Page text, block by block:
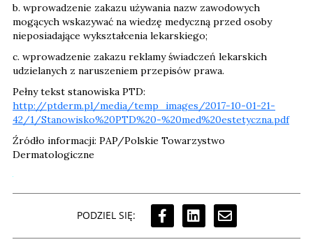
b. wprowadzenie zakazu używania nazw zawodowych
mogących wskazywać na wiedzę medyczną przed osoby
nieposiadające wykształcenia lekarskiego;
c. wprowadzenie zakazu reklamy świadczeń lekarskich
udzielanych z naruszeniem przepisów prawa.
Pełny tekst stanowiska PTD:
http://ptderm.pl/media/temp_images/2017-10-01-21-
42/1/Stanowisko%20PTD%20-%20med%20estetyczna.pdf
Źródło informacji: PAP/Polskie Towarzystwo
Dermatologiczne
PODZIEL SIĘ: